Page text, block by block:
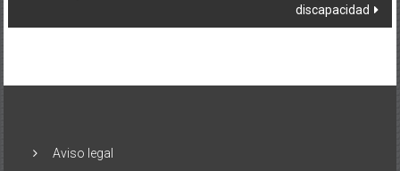
discapacidad
Aviso legal